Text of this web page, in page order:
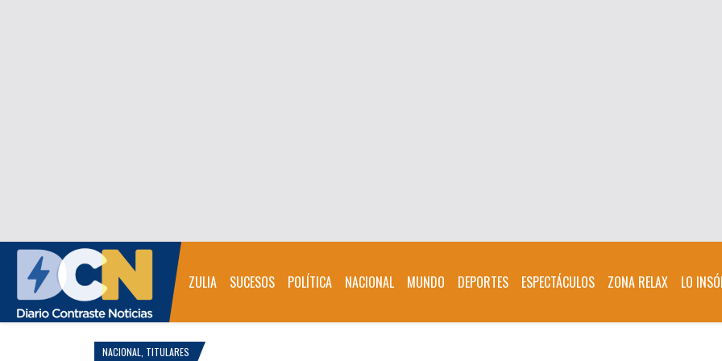
ZULIA SUCESOS POLÍTICA NACIONAL MUNDO DEPORTES ESPECTÁCULOS ZONA RELAX LO
NACIONAL TITULARES